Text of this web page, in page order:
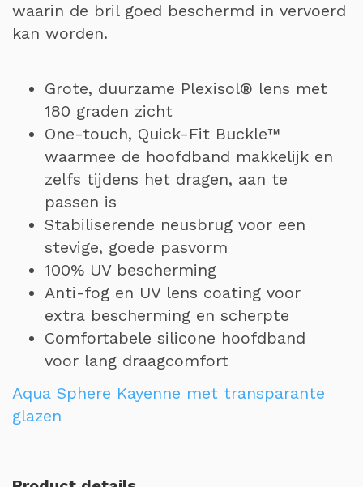
waarin de bril goed beschermd in vervoerd
kan worden.
Grote, duurzame Plexisol® lens met
180 graden zicht
One-touch, Quick-Fit Buckle™
waarmee de hoofdband makkelijk en
zelfs tijdens het dragen, aan te
passen is
Stabiliserende neusbrug voor een
stevige, goede pasvorm
100% UV bescherming
Anti-fog en UV lens coating voor
extra bescherming en scherpte
Comfortabele silicone hoofdband
voor lang draagcomfort
Aqua Sphere Kayenne met transparante
glazen